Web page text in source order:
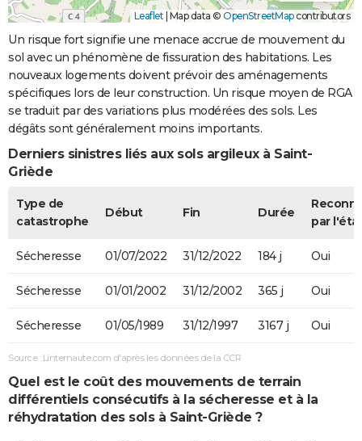
Leaflet | Map data © OpenStreetMapcontributors
Un risque fort signifie une menace accrue de mouvement du
sol avec un phénomène de fissuration des habitations. Les
nouveaux logements doivent prévoir des aménagements
spécifiques lors de leur construction. Un risque moyen de RGA
se traduit par des variations plus modérées des sols. Les
dégâts sont généralement moins importants.
Derniers sinistres liés aux sols argileux à Saint-
Griède
Type de
catastrophe
Début Fin Durée
par
Sécheresse 01/07/2022 31/12/2022 184 j Oui
Sécheresse 01/01/2002 31/12/2002 365 j Oui
Sécheresse 01/05/1989 31/12/1997 3167 j Oui
Source : Linternaute.com d'après les données de la CCR
Quel est le coût des mouvements de terrain
différentiels consécutifs à la sécheresse et à la
réhydratation des sols à Saint-Griède ?